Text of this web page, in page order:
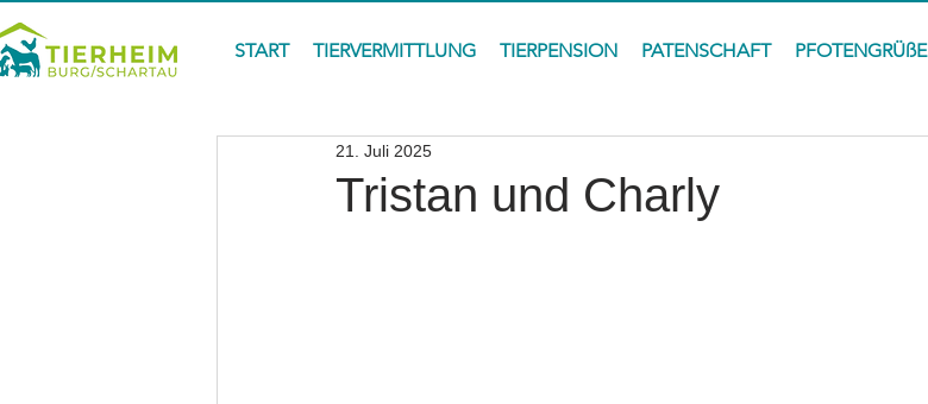
START TIERVERMITTLUNG TIERPENSION PATENSCHAFT PFOTENGRÜßE
Tristan und Charly
21. Juli 2025